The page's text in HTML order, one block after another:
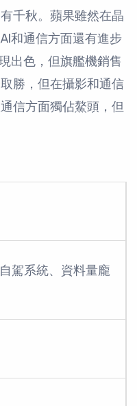
千秋。蘋果雖然在晶
和通信方面還有進步
出色，但旗艦機銷售
勝，但在攝影和通信
信方面獨佔鰲頭，但
駕系統、資料量龐